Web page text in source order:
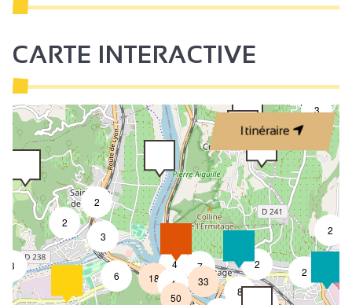
CARTE INTERACTIVE
Itinéraire
2
2
2
3
2
8
3
2
3
6
4
4
18
7
50
33